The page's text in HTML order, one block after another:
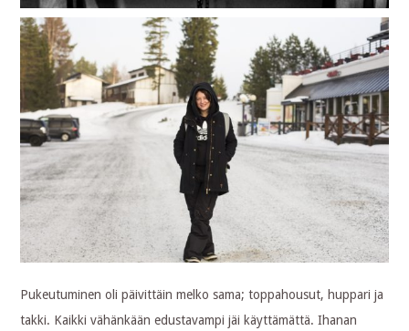
Pukeutuminen oli päivittäin melko sama; toppahousut, huppari ja
takki. Kaikki vähänkään edustavampi jäi käyttämättä. Ihanan